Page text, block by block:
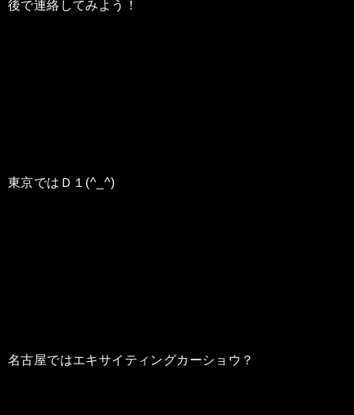
後で連絡してみよう！
東京ではＤ１(^_^)
名古屋ではエキサイティングカーショウ？